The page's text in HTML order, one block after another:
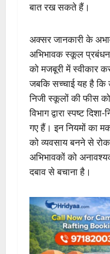
बात रख सकते हैं।
अक्सर जानकारी के
अभिभावक स्कूल
को मजबूरी में स्वीकार
जबकि सच्चाई यह है कि
निजी स्कूलों की फीस
विभाग द्वारा स्पष्ट
गए हैं। इन नियमों का
को व्यवसाय बनने से
अभिभावकों को
दबाव से बचाना है।